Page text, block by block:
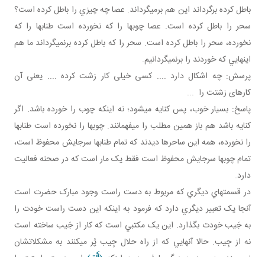
باطل کرده برگرداند اين هم برمي گرداند. عصا چه چيزي را باطل کرده است؟
سحر را باطل کرده است. عصا چوب ها را که نخورده است طناب ها را که
نخورده، سحر را باطل کرده است. سحر را که باطل کرده برنمي گرداند ما هم
اينهايي که خوردند را برنمي گردانيم.
پرسش: چه اشکال دارد .... کسی خيلی کار زشت کرده .... يعنی آن
کارهای زشتت را ...
پاسخ: بسيار خوب، پس کنايه مي شود؛ نه اينکه چوب را خورده باشد. اگر
کنايه باشد هم باز همين مطلب را مي فهمانند. چوب ها را نخورده است طناب­ها
را نخورده، همه اين ساحرها ديدند که تمام طناب ها سرجايش محفوظ است،
تمام چوب ها سرجايش محفوظ است فقط يک مار است که در صحنه فعاليت
دارد.
در قسمت هاي ديگري که مربوط به دست راست وجود مبارک حضرت است
آنجا يک تعبير ديگري دارد که فرمود به اينکه اين دست راست خودت را
به جَيب خودت بگذارد. اين يک مکتبي است که کار از جَيب ساخته است
نه از جِيب. حالا آنهايي که از راه حلال جِيب پُر مي کنند به مشکلاتشان